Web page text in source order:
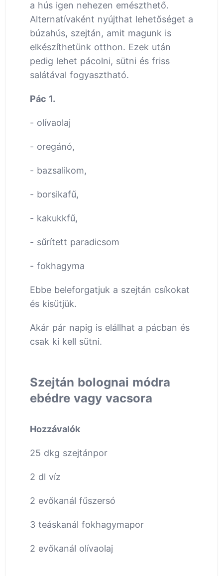
a hús igen nehezen emészthető.
Alternatívaként nyújthat lehetőséget a
búzahús, szejtán, amit magunk is
elkészíthetünk otthon. Ezek után
pedig lehet pácolni, sütni és friss
salátával fogyasztható.
Pác 1.
- olívaolaj
- oregánó,
- bazsalikom,
- borsikafű,
- kakukkfű,
- sűrített paradicsom
- fokhagyma
Ebbe beleforgatjuk a szejtán csíkokat
és kisütjük.
Akár pár napig is elállhat a pácban és
csak ki kell sütni.
Szejtán bolognai módra
ebédre vagy vacsora
Hozzávalók
25 dkg szejtánpor
2 dl víz
2 evőkanál fűszersó
3 teáskanál fokhagymapor
2 evőkanál olívaolaj